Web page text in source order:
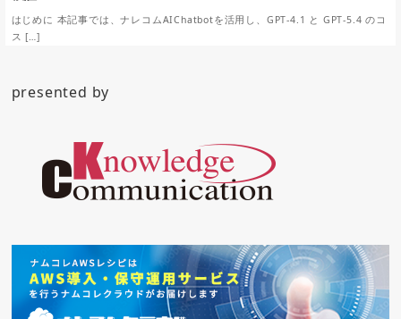
はじめに 本記事では、ナレコムAIChatbotを活用し、GPT-4.1 と GPT-5.4 のコ
ス […]
presented by